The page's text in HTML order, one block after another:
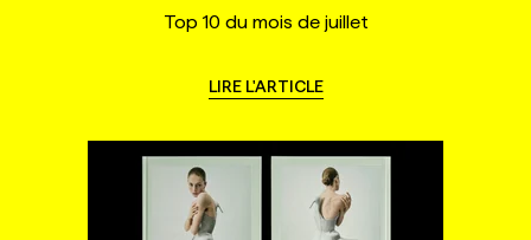
Top 10 du mois de juillet
LIRE L'ARTICLE